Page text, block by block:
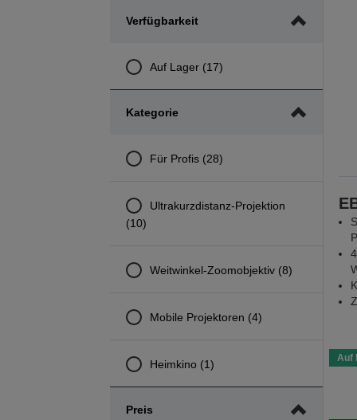
Verfügbarkeit
Auf Lager (17)
Kategorie
Für Profis (28)
Ultrakurzdistanz-Projektion
(10)
Weitwinkel-Zoomobjektiv (8)
Mobile Projektoren (4)
Heimkino (1)
Preis
Auf